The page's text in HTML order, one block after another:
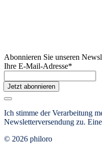
Abonnieren Sie unseren
Ihre E-Mail-Adresse*
Jetzt abonnieren
Ich stimme der Verarbeitung
Newsletterversendung zu.
© 2026 philoro